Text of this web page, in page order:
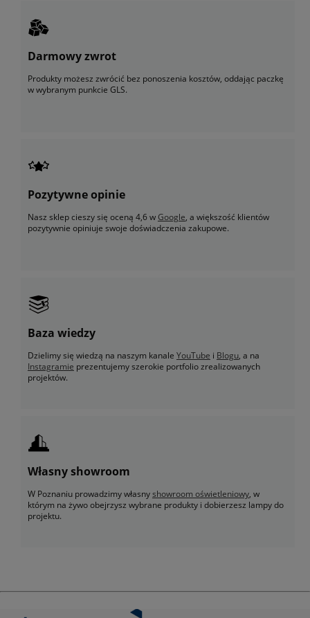
Darmowy zwrot
Produkty możesz zwrócić bez ponoszenia kosztów, oddając paczkę
w wybranym punkcie GLS.
Pozytywne opinie
Nasz sklep cieszy się oceną 4,6 wGoogle, a większość klientów
pozytywnie opiniuje swoje doświadczenia zakupowe.
Baza wiedzy
Dzielimy się wiedzą na naszym kanale YouTube i Blogu, a na
Instagramie prezentujemy szerokie portfolio zrealizowanych
projektów.
Własny showroom
W Poznaniu prowadzimy własnyshowroom oświetleniowy, w
którym na żywo obejrzysz wybrane produkty i dobierzesz lampy do
projektu.